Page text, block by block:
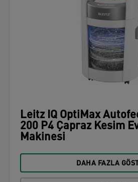
Leitz IQ OptiMax
200 P4 Çapraz Kesim
Makinesi
DAHA FAZLA